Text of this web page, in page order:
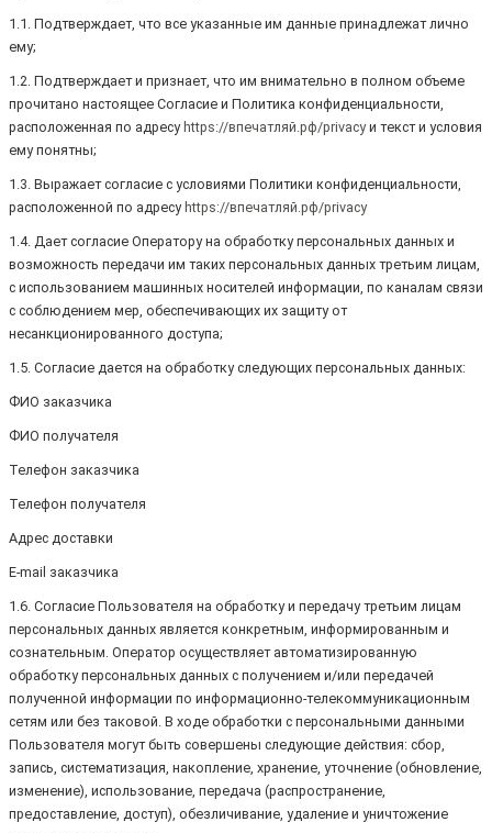
1.1. Подтверждает, что все указанные им данные принадлежат лично
ему;
1.2. Подтверждает и признает, что им внимательно в полном объеме
прочитано настоящее Согласие и Политика конфиденциальности,
расположенная по адресу https://впечатляй.рф/privacyи текст и условия
ему понятны;
1.3. Выражает согласие с условиями Политики конфиденциальности,
расположенной по адресу https://впечатляй.рф/privacy
1.4. Дает согласие Оператору на обработку персональных данных и
возможность передачи им таких персональных данных третьим лицам,
с использованием машинных носителей информации, по каналам связи
с соблюдением мер, обеспечивающих их защиту от
несанкционированного доступа;
1.5. Согласие дается на обработку следующих персональных данных:
ФИО заказчика
ФИО получателя
Телефон заказчика
Телефон получателя
Адрес доставки
E-mail заказчика
1.6. Согласие Пользователя на обработку и передачу третьим лицам
персональных данных является конкретным, информированным и
сознательным. Оператор осуществляет автоматизированную
обработку персональных данных с получением и/или передачей
полученной информации по информационно-телекоммуникационным
сетям или без таковой. В ходе обработки с персональными данными
Пользователя могут быть совершены следующие действия: сбор,
запись, систематизация, накопление, хранение, уточнение (обновление,
изменение), использование, передача (распространение,
предоставление, доступ), обезличивание, удаление и уничтожение